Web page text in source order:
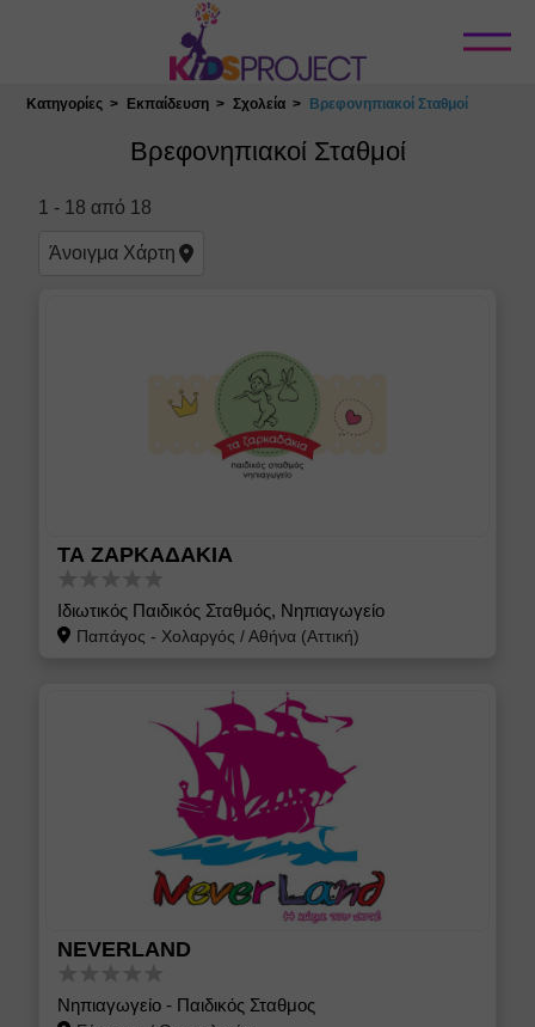
Κλείσιμο
Κατηγορίες Εκπαίδευση Σχολεία Βρεφονηπιακοί Σταθμοί
Βρεφονηπιακοί Σταθμοί
1 - 18 από 18
Άνοιγμα Χάρτη
ΤΑ ΖΑΡΚΑΔΑΚΙΑ
Ιδιωτικός Παιδικός Σταθμός, Νηπιαγωγείο
Παπάγος - Χολαργός /Αθήνα (Αττική)
NEVERLAND
Νηπιαγωγείο - Παιδικός Σταθμος